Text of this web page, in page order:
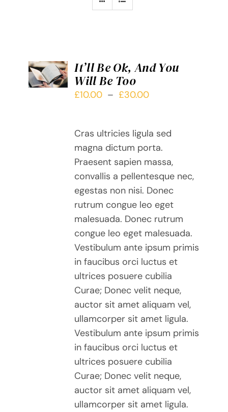
DES
OPTIONS
CE
PRODUIT
VARIATIONS.
OPTIONS
PEUVENT
CHOISIES
PRODUIT
It’ll Be Ok, And You
Will Be Too
£10.00 – £30.00Plage
£10.00
à
£30.00
Cras ultricies ligula sed
magna dictum porta.
Praesent sapien massa,
convallis a pellentesque nec,
egestas non nisi. Donec
rutrum congue leo eget
malesuada. Donec rutrum
congue leo eget malesuada.
Vestibulum ante ipsum primis
in faucibus orci luctus et
ultrices posuere cubilia
Curae; Donec velit neque,
auctor sit amet aliquam vel,
ullamcorper sit amet ligula.
Vestibulum ante ipsum primis
in faucibus orci luctus et
ultrices posuere cubilia
Curae; Donec velit neque,
auctor sit amet aliquam vel,
ullamcorper sit amet ligula.